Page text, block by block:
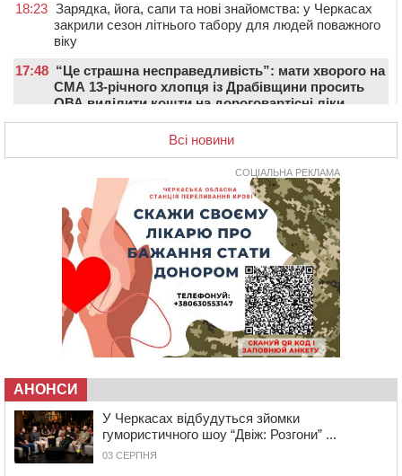
18:23 Зарядка, йога, сапи та нові знайомства: у Черкасах
закрили сезон літнього табору для людей поважного
віку
17:48 “Це страшна несправедливість”: мати хворого на
СМА 13-річного хлопця із Драбівщини просить
ОВА виділити кошти на дороговартісні ліки
На Уманщині судитимуть колишню очільницю відділу
освіти через закупівлю електрики за завищеною
У Черкасах провели в останню путь двох
загиблих воїнів
До 1 вересня у Черкасах оновлюють дорожню
розмітку біля навчальних закладів (ФОТОФАКТ)
На честь загиблого захисника і чемпіона світу в
Черкасах відкрили спортивно-реабілітаційний центр
На Звенигородщині, попри заборону міськради,
проведуть “Ше.Fest”
роботі електромереж та комунальних служб
14:02 На Черкащині намолотили перший мільйон тонн
зерна нового врожаю
13:40 На Кам’янщині сталася масштабна пожежа
сміттєзвалища
Всі новини
СОЦІАЛЬНА РЕКЛАМА
АНОНСИ
У Черкасах відбудуться зйомки
гумористичного шоу “Двіж: Розгони” ...
03 СЕРПНЯ